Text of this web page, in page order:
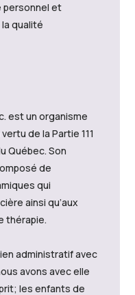
personnel et
qualité
est un organisme
de la Partie 111
Québec. Son
de
qui
ainsi qu’aux
thérapie.
administratif avec
avons avec elle
les enfants de